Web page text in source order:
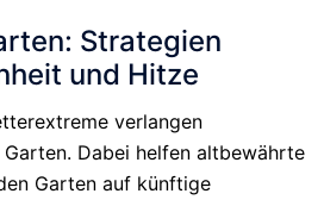
Strategien
und Hitze
verlangen
Garten. Dabei helfen altbewährte
Garten auf künftige